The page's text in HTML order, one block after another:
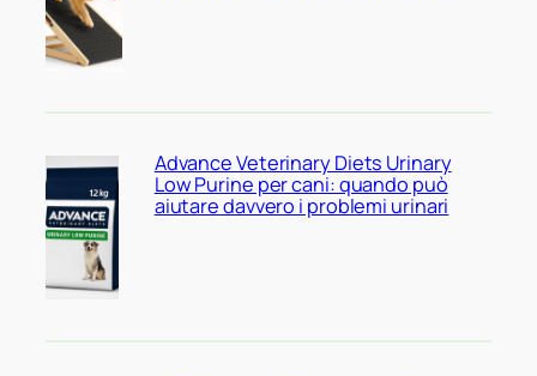
Advance Veterinary Diets Urinary
Low Purine per cani: quando può
aiutare davvero i problemi urinari